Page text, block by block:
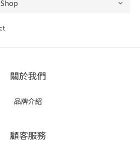
關於我們
品牌介紹
顧客服務